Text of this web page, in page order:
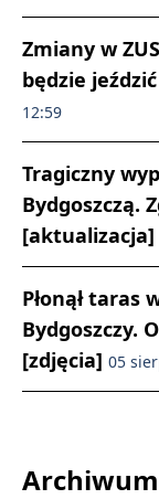
Zmiany w
będzie
12:59
Tragiczny
Bydgoszczą.
[aktualizacja]
Płonął taras
Bydgoszczy.
[zdjęcia] 05
Archiwum